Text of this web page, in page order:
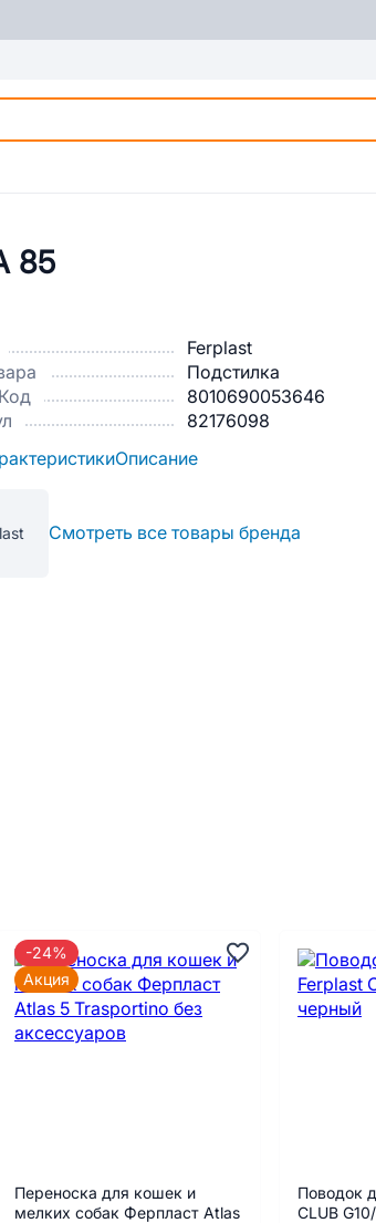
85
Ferplast
Подстилка
8010690053646
82176098
Описание
Смотреть все товары бренда
Переноска для кошек и
мелких собак Ферпласт Atlas
-24%
Акция
Поводок
CLUB